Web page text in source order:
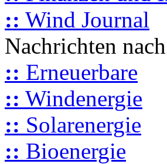
:: Wind Journal
Nachrichten
:: Erneuerbare
:: Windenergie
:: Solarenergie
:: Bioenergie